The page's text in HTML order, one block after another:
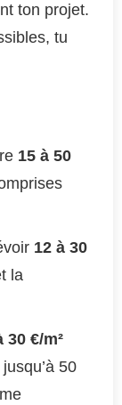
ton projet.
tu
15 à 50
12 à 30
la
30 €/m²
50